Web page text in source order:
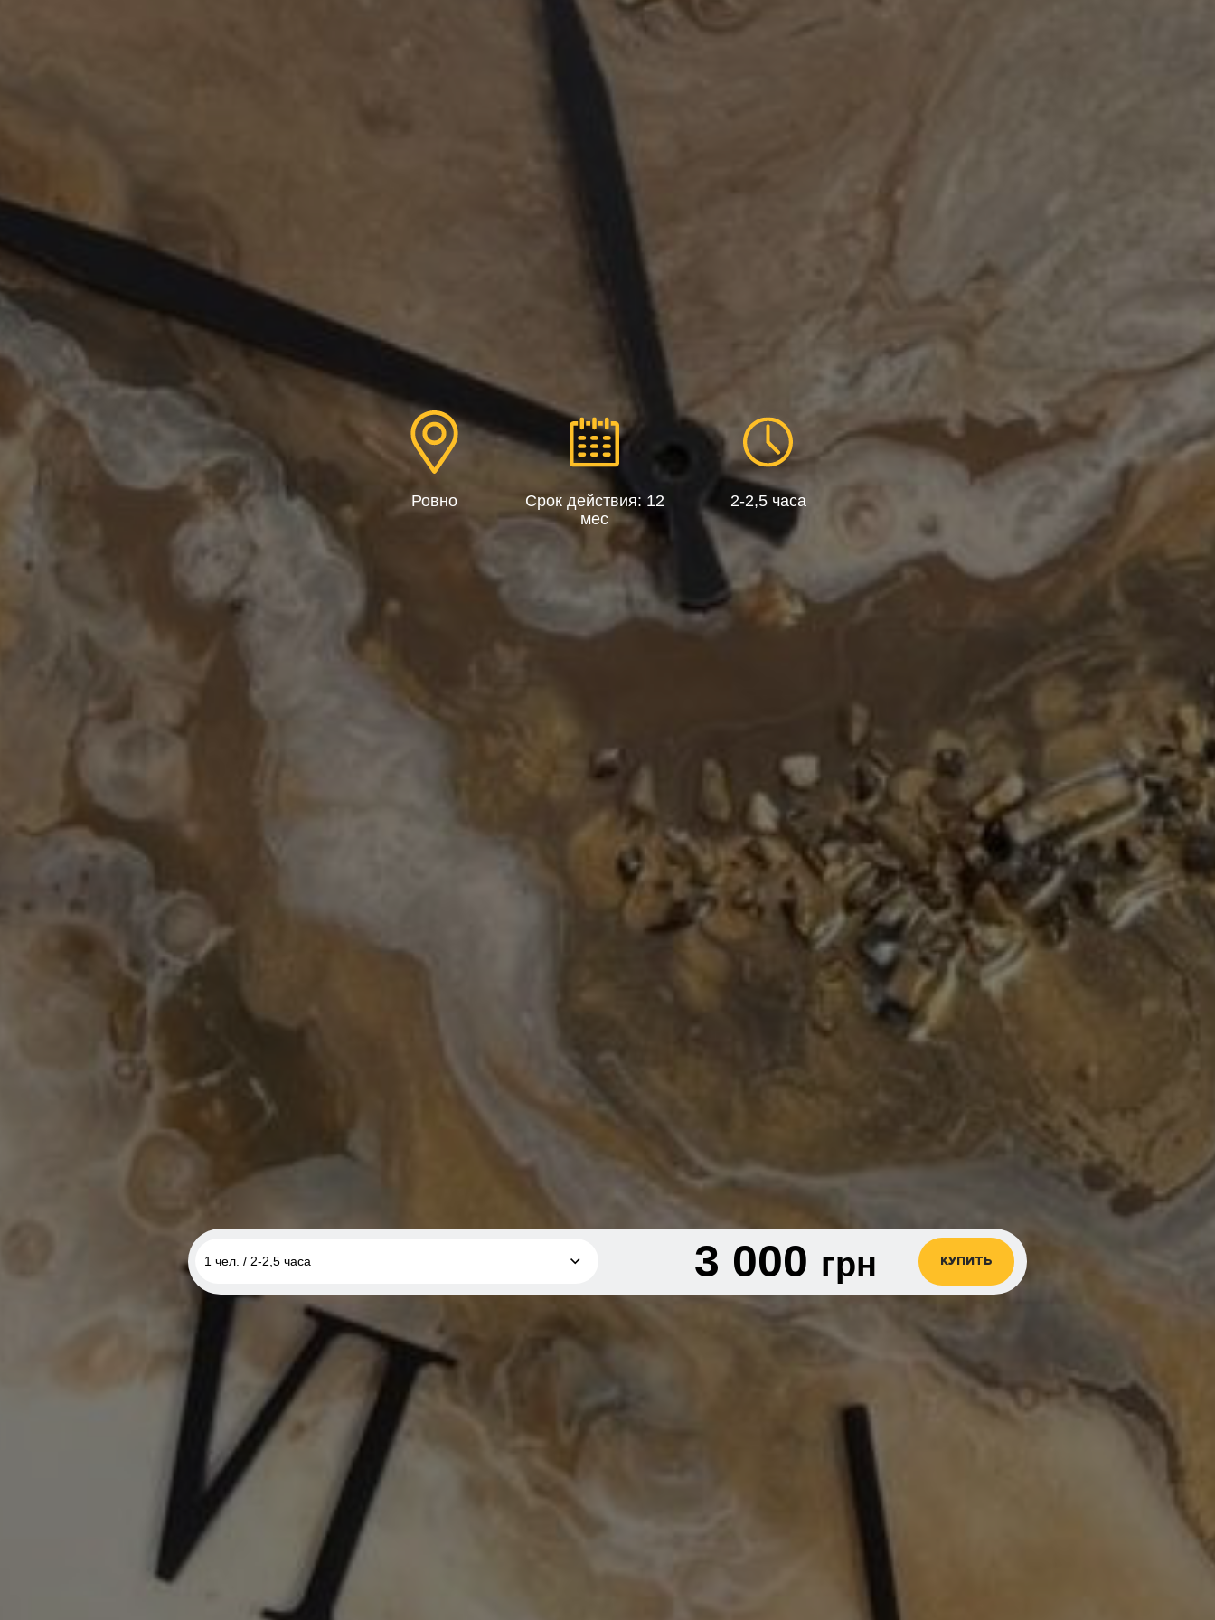
Ровно
Срок действия: 12
мес
2-2,5 часа
1 чел. / 2-2,5 часа
1 чел. / 2-2,5 часа
2 чел. / 2-2,5 часа
3 000 грн КУПИТЬ